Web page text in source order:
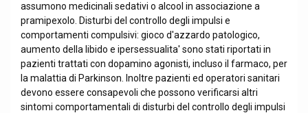
assumono medicinali sedativi o alcool in associazione a
pramipexolo. Disturbi del controllo degli impulsi e
comportamenti compulsivi: gioco d'azzardo patologico,
aumento della libido e ipersessualita' sono stati riportati in
pazienti trattati con dopamino agonisti, incluso il farmaco, per
la malattia di Parkinson. Inoltre pazienti ed operatori sanitari
devono essere consapevoli che possono verificarsi altri
sintomi comportamentali di disturbi del controllo degli impulsi